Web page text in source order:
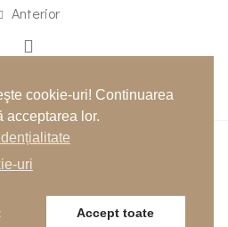
Anterior
cookie-uri! Continuarea
acceptarea lor.
uri
Accept toate